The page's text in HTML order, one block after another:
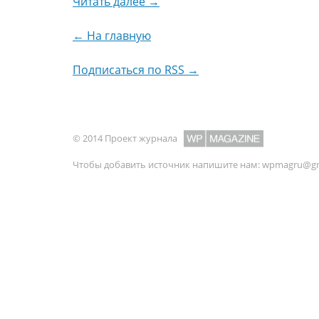
← На главную
Подписаться по RSS →
© 2014 Проект журнала
Чтобы добавить источник напишите нам: